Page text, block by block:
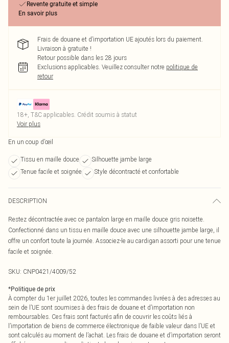
Revente gratuite et simple
En savoir plus
Frais de douane et d’importation UE ajoutés lors du paiement.
Livraison à gratuite !
Retour possible dans les 28 jours
Exclusions applicables. Veuillez consulter notre politique de
retour
18+, T&C applicables. Crédit soumis à statut
Voir plus
En un coup d’œil
Tissu en maille douce
Silhouette jambe large
Tenue facile et soignée
Style décontracté et confortable
DESCRIPTION
Restez décontractée avec ce pantalon large en maille douce gris noisette.
Confectionné dans un tissu en maille douce avec une silhouette jambe large, il
offre un confort toute la journée. Associez-le au cardigan assorti pour une tenue
facile et soignée.
SKU: CNP0421/4009/52
*Politique de prix
À compter du 1er juillet 2026, toutes les commandes livrées à des adresses au
sein de l’UE sont soumises à des frais de douane et d’importation non
remboursables. Ces frais sont facturés afin de couvrir les coûts liés à
l’importation de biens de commerce électronique de faible valeur dans l’UE et
sont calculés au moment de l’achat. Les frais de douane et d’importation seront